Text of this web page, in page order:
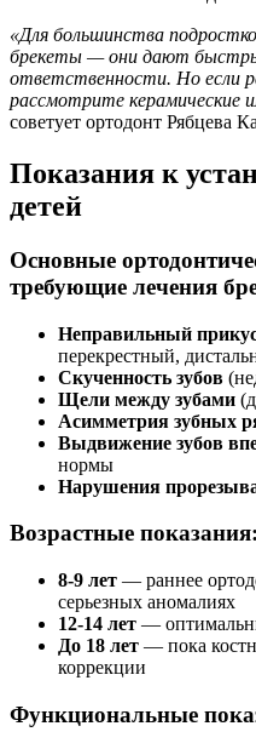
«Для большинства
брекеты — они дают
ответственности. Но если
рассмотрите керамические
советует ортодонт Рябцева
Показания к
детей
Основные
требующие лечения
Неправильный
перекрестный,
Скученность зубов
Щели между зубами
Асимметрия зубных
Выдвижение зубов
нормы
Нарушения
Возрастные показания:
8-9 лет — раннее
серьезных аномалиях
12-14 лет —
До 18 лет — пока
коррекции
Функциональные